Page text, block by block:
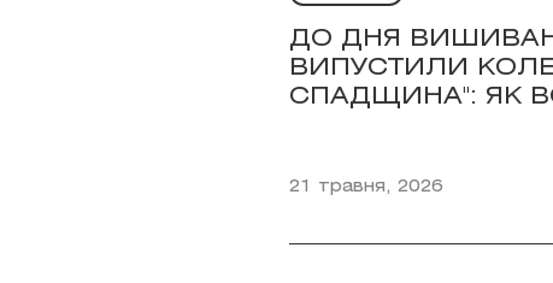
ДО ДНЯ
ВИПУСТИЛИ
СПАДЩИНА": ЯК
21 травня, 2026